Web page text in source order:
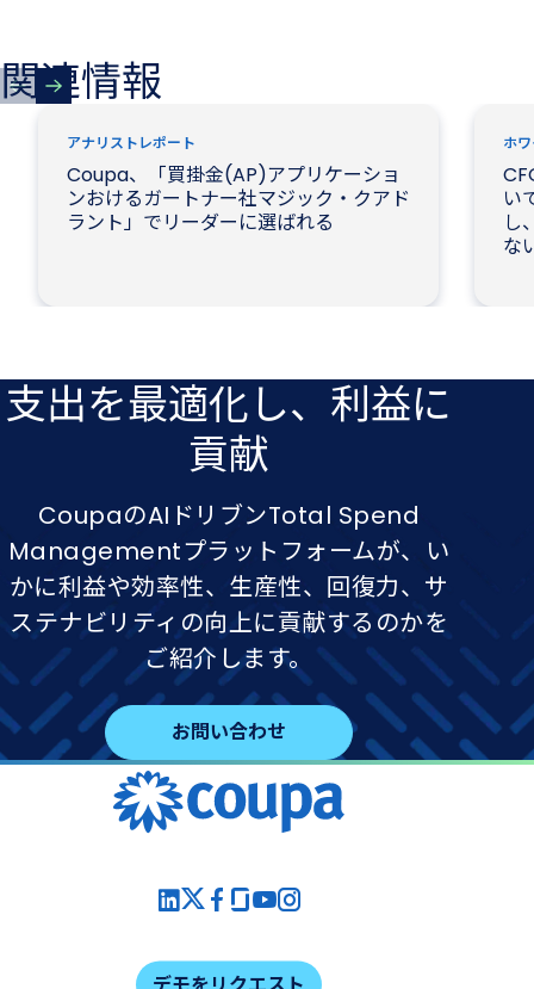
関連情報
アナリストレポート
Coupa、「買掛金(AP)アプリケーショ
ンおけるガートナー社マジック・クアド
ラント」でリーダーに選ばれる
ホ
い
し
な
支出を​最適化し、​利益に​
貢献
CoupaのAIドリブンTotal Spend
Managementプラットフォームが、い
かに利益や効率性、生産性、回復力、サ
ステナビリティの向上に貢献するのかを
ご紹介します。
お問い合わせ